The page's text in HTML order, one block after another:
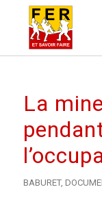
La
BABURET,